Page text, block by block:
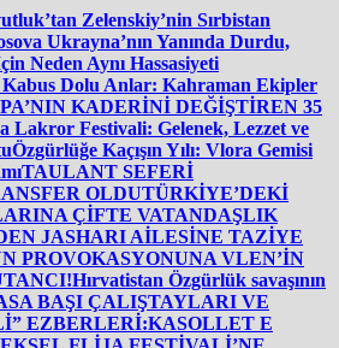
Zelenskiy’nin Sırbistan
Ukrayna’nın Yanında Durdu,
Neden Aynı Hassasiyeti
Dolu Anlar: Kahraman Ekipler
KADERİNİ DEĞİŞTİREN 35
Lakror Festivali: Gelenek, Lezzet ve
Özgürlüğe Kaçışın Yılı: Vlora Gemisi
TAULANT SEFERİ
OLDUTÜRKİYE’DEKİ
ÇİFTE VATANDAŞLIK
JASHARI AİLESİNE TAZİYE
PROVOKASYONUNA VLEN’İN
Hırvatistan Özgürlük savaşının
BAŞI ÇALIŞTAYLARI VE
EZBERLERİ:KASOLLET E